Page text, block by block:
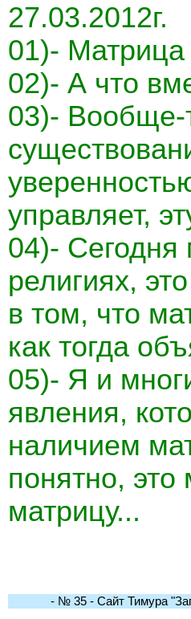
27.03.2012г.
01)- Матрица
02)- А что
03)- Вообще-
управляет,
04)- Сегодня
религиях,
в том, что
как тогда
05)- Я и
явления,
наличием
понятно,
матрицу...
- № 35 - Сайт Тимура